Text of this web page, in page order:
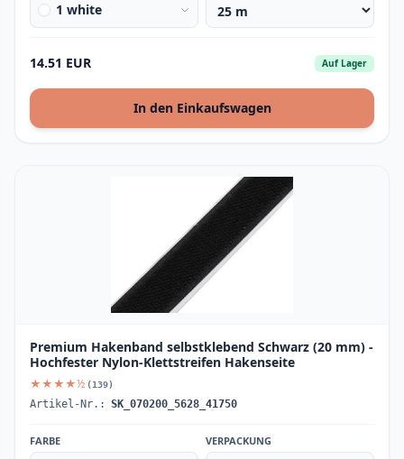
1 white
14.51 EUR Auf Lager
In den Einkaufswagen
Premium Hakenband selbstklebend Schwarz (20 mm) -
Hochfester Nylon-Klettstreifen Hakenseite
★★★★½ (139)
Artikel-Nr.: SK_070200_5628_41750
FARBE VERPACKUNG